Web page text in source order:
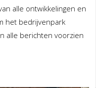
alle ontwikkelingen en
het bedrijvenpark
alle berichten voorzien